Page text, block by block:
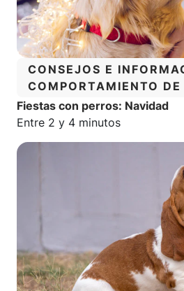
CATEGORÍA:
CONSEJOS E
COMPORTAMIENTO DE
Fiestas con perros: Navidad
Tiempo estimado de lectura:
Entre 2 y 4 minutos